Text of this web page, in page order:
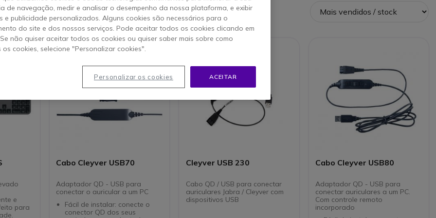
e
para
Cabo Cleyver USB70
Adaptador QD - USB para
conectar o auricular a um PC
Fácil de instalar: conecte o
conector QD dos seus
Cleyver USB 230
Cabo QD / USB para conectar
auriculares Jabra / Cleyver com
dispositivos USB
Cabo Cleyver USB80
Adaptador QD - USB para
conectar auriculares a um PC.
Com controle remoto
incorporado
de navegação, medir e analisar o desempenho da nossa plataforma, e exibir
e publicidade personalizados. Alguns cookies são necessários para o
do site e dos nossos serviços. Pode aceitar todos os cookies clicando em
Se não quiser aceitar todos os cookies ou quiser saber mais sobre como
os cookies, selecione "Personalizar cookies".
ACEITAR
Personalizar os cookies